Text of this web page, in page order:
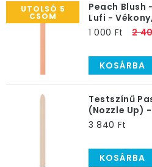
UTOLSÓ 5
CSOM
Peach Blush
Lufi -
1 000 Ft
2
KOSÁRBA
Testszínű
(Nozzle Up)
3 840 Ft
KOSÁRBA